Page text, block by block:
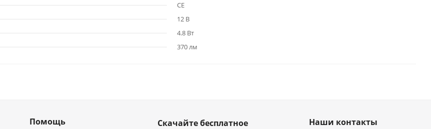
CE
12 В
4.8 Вт
370 лм
Помощь
Скачайте бесплатное
Наши контакты